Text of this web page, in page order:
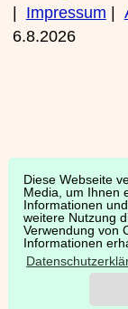
Diese Webseite
Media, um Ihnen
Informationen
weitere Nutzung
Verwendung von
Informationen
Impressum
6.8.2026